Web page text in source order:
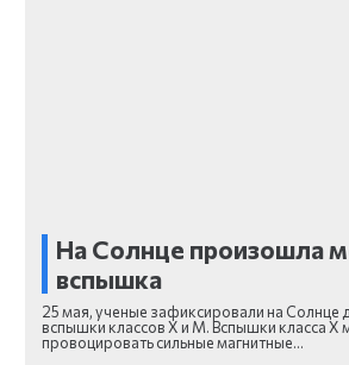
На Солнце произошла
вспышка
25 мая, ученые зафиксировали на Солнце
вспышки классов Х и М. Вспышки класса Х
провоцировать сильные магнитные…